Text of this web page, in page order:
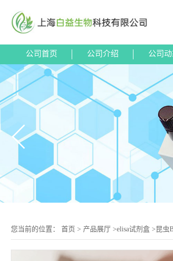
公司首页 公司介绍 公司
您当前的位置： 首页 > 产品展厅 >elisa试剂盒 > 昆虫